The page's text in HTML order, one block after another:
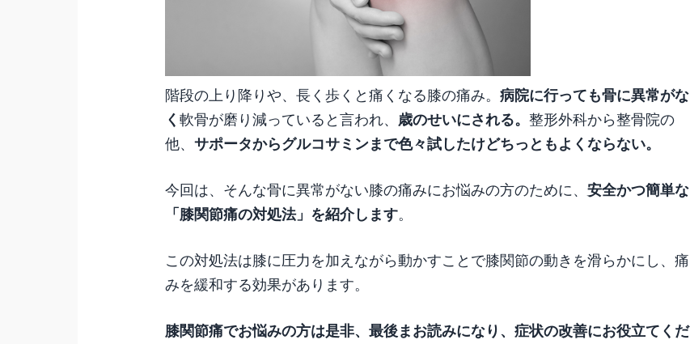
階段の上り降りや、長く歩くと痛くなる膝の痛み。 病院に行っても骨に異常がな
く 軟骨が磨り減っていると言われ、 歳のせいにされる。 整形外科から整骨院の
他、 サポータからグルコサミンまで色々試したけどちっともよくならない。
今回は、そんな骨に異常がない膝の痛みにお悩みの方のために、 安全かつ簡単な
「膝関節痛の対処法」を紹介します。
この対処法は膝に圧力を加えながら動かすことで膝関節の動きを滑らかにし、痛
みを緩和する効果があります。
膝関節痛でお悩みの方は是非、最後まお読みになり、症状の改善にお役立てくだ